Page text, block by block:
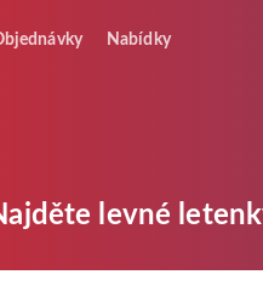
Nabídky
levné